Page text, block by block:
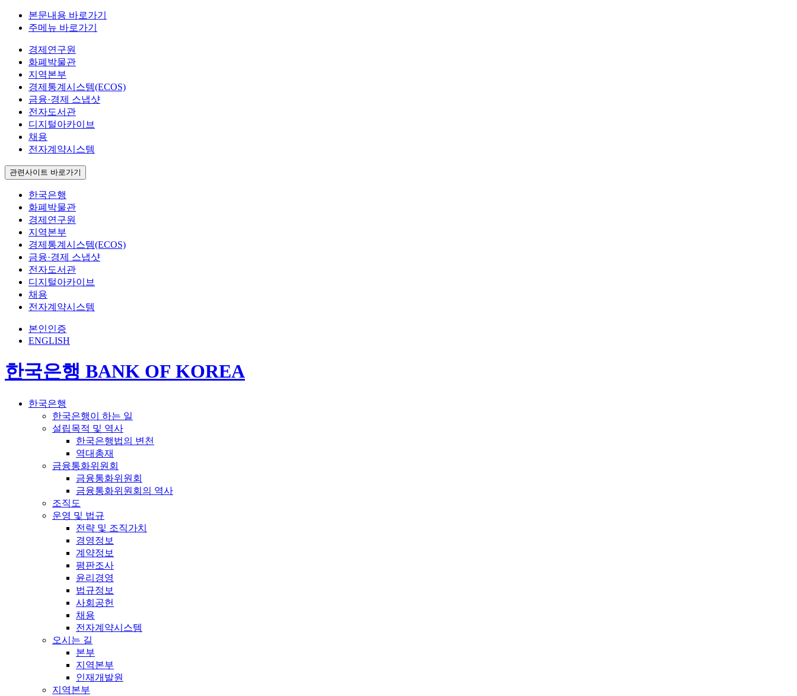
본문내용 바로가기
주메뉴 바로가기
경제연구원
화폐박물관
지역본부
경제통계시스템(ECOS)
금융·경제 스냅샷
전자도서관
디지털아카이브
채용
전자계약시스템
관련사이트 바로가기
한국은행
화폐박물관
경제연구원
지역본부
경제통계시스템(ECOS)
금융·경제 스냅샷
전자도서관
디지털아카이브
채용
전자계약시스템
본인인증
ENGLISH
한국은행 BANK OF KOREA
한국은행
한국은행이 하는 일
설립목적 및 역사
한국은행법의 변천
역대총재
금융통화위원회
금융통화위원회
금융통화위원회의 역사
조직도
운영 및 법규
전략 및 조직가치
경영정보
계약정보
평판조사
윤리경영
법규정보
사회공헌
채용
전자계약시스템
오시는 길
본부
지역본부
인재개발원
지역본부